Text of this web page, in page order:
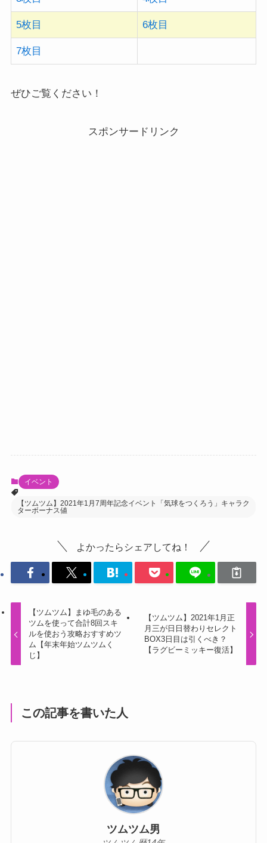
5枚目 6枚目
7枚目
ぜひご覧ください！
スポンサードリンク
イベント
【ツムツム】2021年1月7周年記念イベント「気球をつくろう」キャラク
ターボーナス値
よかったらシェアしてね！
【ツムツム】まゆ毛のある
ツムを使って合計8回スキ
ルを使おう攻略おすすめツ
ム【年末年始ツムツムく
じ】
【ツムツム】2021年1月正
月三が日日替わりセレクト
BOX3日目は引くべき？
【ラグビーミッキー復活】
この記事を書いた人
ツムツム男